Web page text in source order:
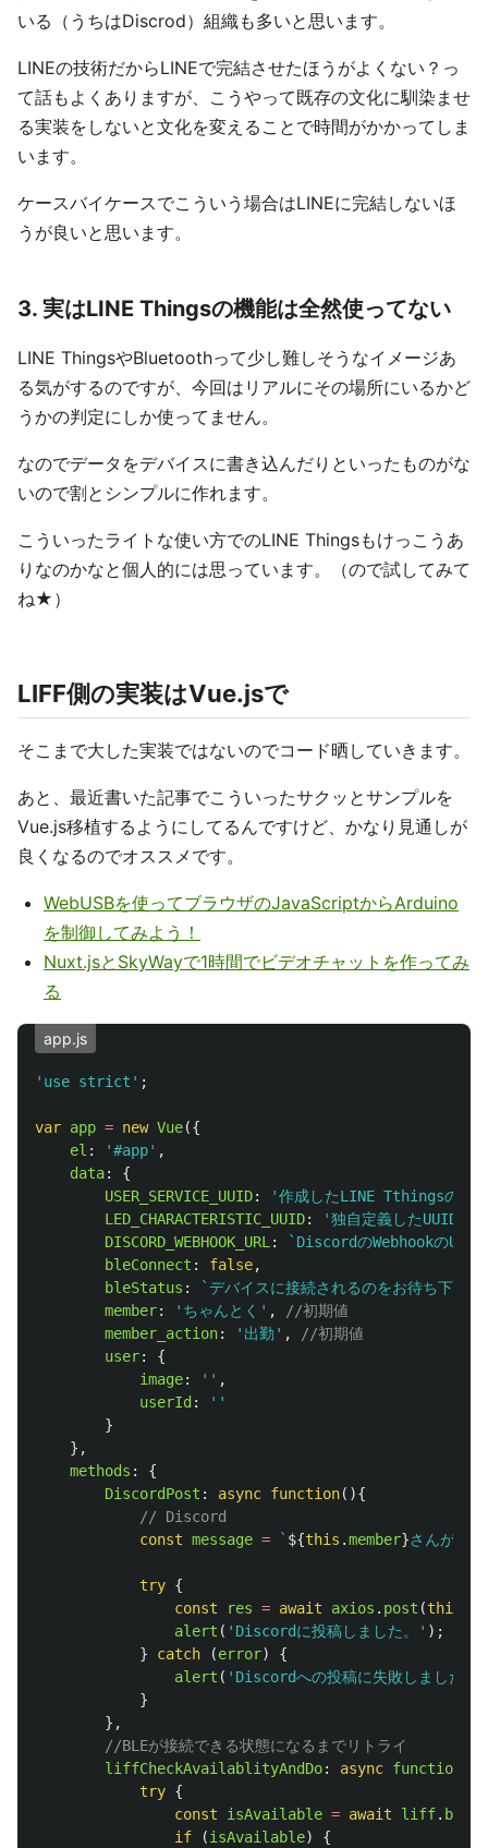
いる（うちはDiscrod）組織も多いと思います。
LINEの技術だからLINEで完結させたほうがよくない？っ
て話もよくありますが、こうやって既存の文化に馴染ませ
る実装をしないと文化を変えることで時間がかかってしま
います。
ケースバイケースでこういう場合はLINEに完結しないほ
うが良いと思います。
3. 実はLINE Thingsの機能は全然使ってない
LINE ThingsやBluetoothって少し難しそうなイメージあ
る気がするのですが、今回はリアルにその場所にいるかど
うかの判定にしか使ってません。
なのでデータをデバイスに書き込んだりといったものがな
いので割とシンプルに作れます。
こういったライトな使い方でのLINE Thingsもけっこうあ
りなのかなと個人的には思っています。（ので試してみて
ね★）
LIFF側の実装はVue.jsで
そこまで大した実装ではないのでコード晒していきます。
あと、最近書いた記事でこういったサクッとサンプルを
Vue.js移植するようにしてるんですけど、かなり見通しが
良くなるのでオススメです。
WebUSBを使ってブラウザのJavaScriptからArduino
を制御してみよう！
Nuxt.jsとSkyWayで1時間でビデオチャットを作ってみ
る
app.js
' use strict ' ;
var app = new Vue({
el : '#app' ,
data:
{
USER_SERVICE_UUID: '作成したLINE Tthingsのサ
LED_CHARACTERISTIC_UUID: '独自定義したUUID
DISCORD_WEBHOOK_URL: `DiscordのWebhookのURL`
bleConnect : false,
bleStatus :
`デバイスに接続されるのをお待ち下さ
member: ' ちゃんとく ' ,
//初期値
member_action: ' 出勤 ' ,
//初期値
user:
{
image: '' ,
userId :
''
}
},
methods :
{
DiscordPost : async function(){
// Discord
const message = ` ${this .member}さんが
try {
const
res = await axios . post (this
alert ( ' Discordに投稿しました。 ' );
}
catch (error)
{
alert ( ' Discordへの投稿に失敗しました。
}
},
//BLEが接続できる状態になるまでリトライ
liffCheckAvailablityAndDo: async function
try {
const
isAvailable = await liff.
if
(isAvailable)
{